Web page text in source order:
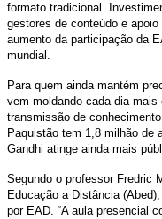
formato tradicional.
gestores de conteúdo e
aumento da participação da
mundial.
Para quem ainda mantém
vem moldando cada dia
transmissão de
Paquistão tem 1,8 milhão de
Gandhi atinge ainda mais
Segundo o professor Fredric
Educação a Distância
por EAD. “A aula presencial